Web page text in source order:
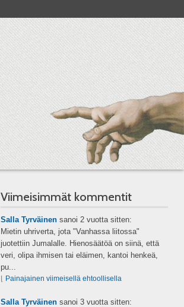
Viimeisimmät kommentit
Salla Tyrväinensanoi 2 vuotta sitten:
Mietin uhriverta, jota "Vanhassa liitossa"
juotettiin Jumalalle. Hienosäätöä on siinä, että
veri, olipa ihmisen tai eläimen, kantoi henkeä,
pu...
Painajainen viimeisellä ehtoollisella
Salla Tyrväinensanoi 3 vuotta sitten: